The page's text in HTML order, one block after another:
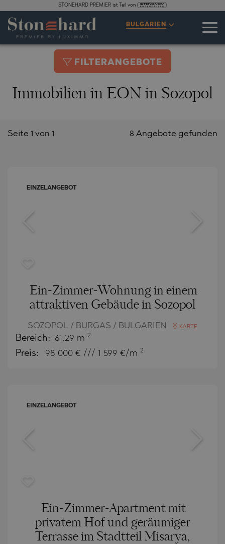
STONEHARD PREMIER ist Teil von
BULGARIEN
FILTERANGEBOTE
Immobilien in EON in Sozopol
8 Angebote gefunden
Seite 1 von 1
EINZELANGEBOT
Ein-Zimmer-Wohnung in einem
attraktiven Gebäude in Sozopol
SOZOPOL / BURGAS / BULGARIEN KARTE
Bereich: 61.29 m 2
Preis: 98 000 € /// 1 599 €/m 2
EINZELANGEBOT
Ein-Zimmer-Apartment mit
privatem Hof und geräumiger
Terrasse im Stadtteil Misarya,